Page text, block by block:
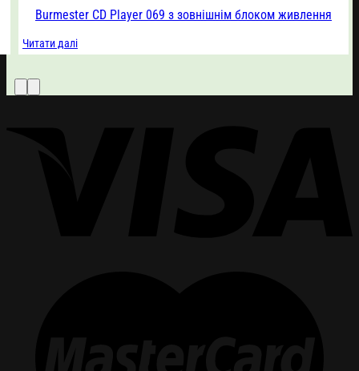
Burmester CD Player 069 з зовнішнім блоком живлення
Читати далі